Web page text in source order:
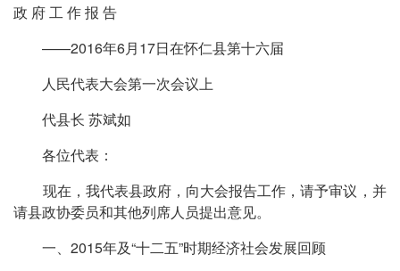
政 府 工 作 报 告
——2016年6月17日在怀仁县第十六届
人民代表大会第一次会议上
代县长 苏斌如
各位代表：
现在，我代表县政府，向大会报告工作，请予审议，并
请县政协委员和其他列席人员提出意见。
一、2015年及“十二五”时期经济社会发展回顾